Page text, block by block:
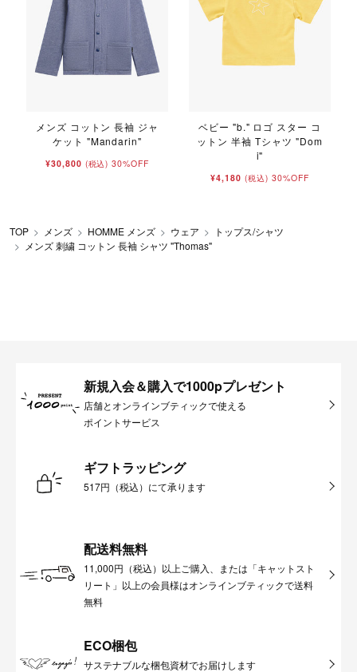
メンズ コットン 長袖 ジャ
ケット "Mandarin"
¥30,800 (税込) 30%OFF
ベビー "b." ロゴ スター コ
ットン 半袖 Tシャツ "Dom
i"
¥4,180 (税込) 30%OFF
TOP メンズ HOMME メンズ ウェア
トップス/シャツ
メンズ 刺繍 コットン 長袖 シャツ "Thomas"
新規入会＆購入で1000pプレゼント
店舗とオンラインブティックで使える
ポイントサービス
ギフトラッピング
517円（税込）にて承ります
配送料無料
11,000円（税込）以上ご購入、または「キャットスト
リート」以上の会員様はオンラインブティックで送料
無料
ECO梱包
サステナブルな梱包資材でお届けします